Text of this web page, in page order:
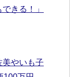
きる！」
美やいも子